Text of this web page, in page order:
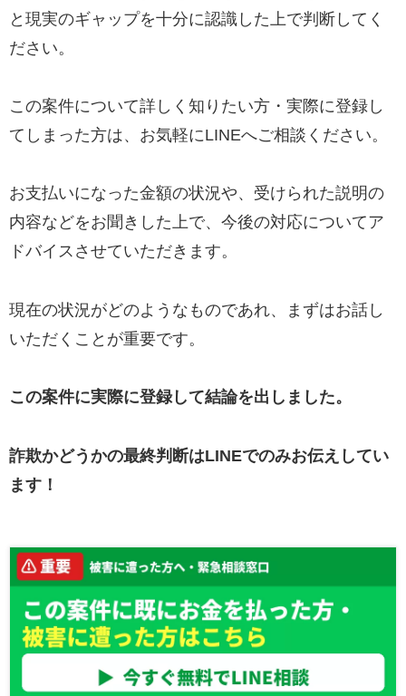
と現実のギャップを十分に認識した上で判断してく
ださい。
この案件について詳しく知りたい方・実際に登録し
てしまった方は、お気軽にLINEへご相談ください。
お支払いになった金額の状況や、受けられた説明の
内容などをお聞きした上で、今後の対応についてア
ドバイスさせていただきます。
現在の状況がどのようなものであれ、まずはお話し
いただくことが重要です。
この案件に実際に登録して結論を出しました。
詐欺かどうかの最終判断はLINEでのみお伝えしてい
ます！